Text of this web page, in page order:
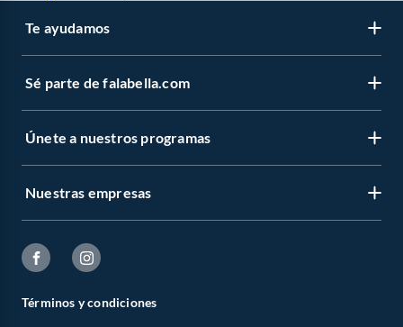
Te ayudamos
Sé parte de falabella.com
Únete a nuestros programas
Nuestras empresas
Términos y condiciones